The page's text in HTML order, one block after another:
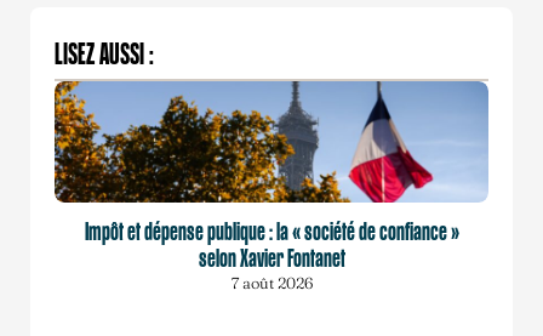
LISEZ AUSSI :
Impôt et dépense publique : la « société de confiance »
selon Xavier Fontanet
7 août 2026